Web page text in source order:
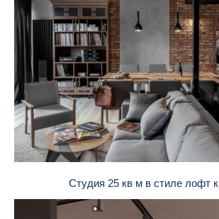
Студия 25 кв м в стиле лофт